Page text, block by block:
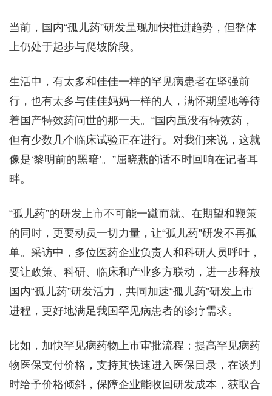
当前，国内“孤儿药”研发呈现加快推进趋势，但整体
上仍处于起步与爬坡阶段。
生活中，有太多和佳佳一样的罕见病患者在坚强前
行，也有太多与佳佳妈妈一样的人，满怀期望地等待
着国产特效药问世的那一天。“国内虽没有特效药，
但有少数几个临床试验正在进行。对我们来说，这就
像是‘黎明前的黑暗’。”屈晓燕的话不时回响在记者耳
畔。
“孤儿药”的研发上市不可能一蹴而就。在期望和鞭策
的同时，更要动员一切力量，让“孤儿药”研发不再孤
单。采访中，多位医药企业负责人和科研人员呼吁，
要让政策、科研、临床和产业多方联动，进一步释放
国内“孤儿药”研发活力，共同加速“孤儿药”研发上市
进程，更好地满足我国罕见病患者的诊疗需求。
比如，加快罕见病药物上市审批流程；提高罕见病药
物医保支付价格，支持其快速进入医保目录，在谈判
时给予价格倾斜，保障企业能收回研发成本，获取合